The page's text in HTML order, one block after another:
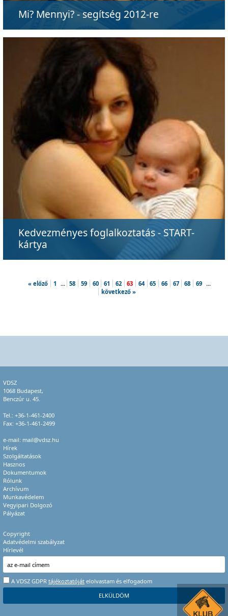
Mi? Mennyi? - segítség 2012-re
Kedvezményes foglalkoztatás - START-
kártya
« előző 1 ... 58 59 60 61 62 63 64 65 66 67 68 69 ...
következő »
VDSZ
1068 Budapest,
Benczúr u. 45.
Tel.: +36-1-461-2400
Fax: +36-1-461-2499
e-mail: mail@vdsz.hu
Hírek
Szolgáltatások
Hasznos
Dokumentumok
Rólunk
Archívum
Munkavédelem
Vegyipari Dolgozó
Pályázat
Copyright
Adatvédelmi szabályzat
Hírlevél
A VDSZ GDPR tájékoztatóját elolvastam és elfogadom